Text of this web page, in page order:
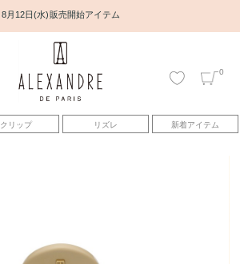
8月12日(水) 販売開始アイテム
0
クリップ リズレ 新着アイテム